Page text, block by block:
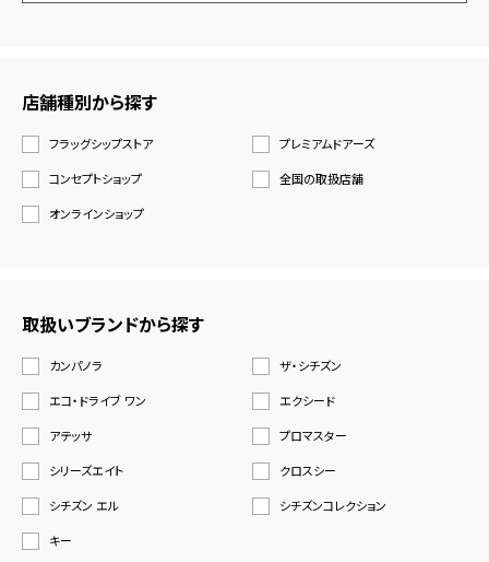
店舗種別から探す
フラッグシップストア
プレミアムドアーズ
コンセプトショップ
全国の取扱店舗
オンラインショップ
取扱いブランドから探す
カンパノラ
ザ・シチズン
エコ・ドライブ ワン
エクシード
アテッサ
プロマスター
シリーズエイト
クロスシー
シチズン エル
シチズンコレクション
キー